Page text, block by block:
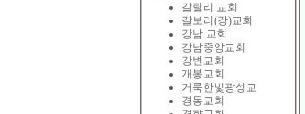
갈릴리 교회
갈보리(강)교회
강남 교회
강남중앙교회
강변교회
개봉교회
거룩한빛광성교
경동교회